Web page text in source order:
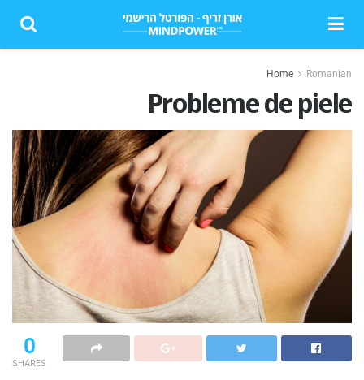
Home Romanian
Probleme de piele
0
SHARES